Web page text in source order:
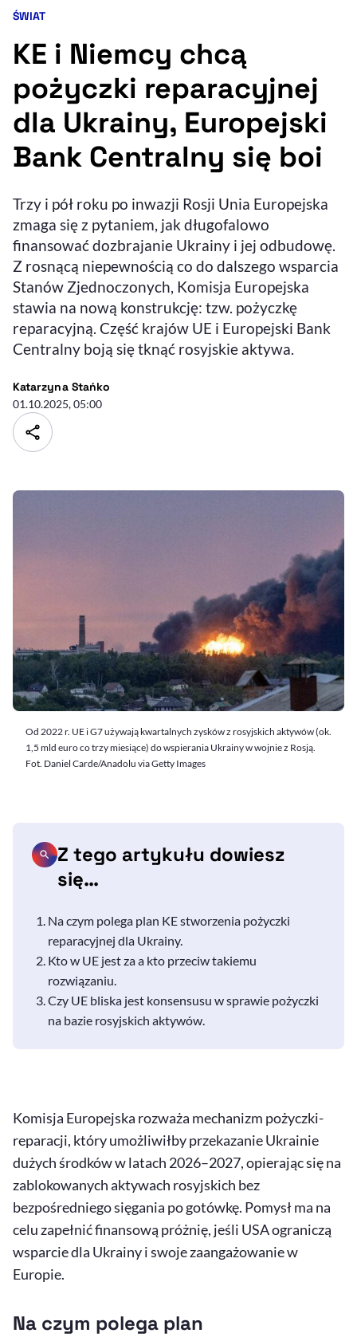
Ułatwienia dostępności wspierają:
Sprawdź, jak i dlaczego zwiększamy dostępność , otwiera się w nowym
Deklaracja dostępności, otwiera się w nowym oknie
Zgłoś problem
, otwiera się w
Kategoria artykułu:
ŚWIAT
KE i Niemcy chcą
pożyczki reparacyjnej
dla Ukrainy, Europejski
Bank Centralny się boi
Trzy i pół roku po inwazji Rosji Unia Europejska
zmaga się z pytaniem, jak długofalowo
finansować dozbrajanie Ukrainy i jej odbudowę.
Z rosnącą niepewnością co do dalszego wsparcia
Stanów Zjednoczonych, Komisja Europejska
stawia na nową konstrukcję: tzw. pożyczkę
reparacyjną. Część krajów UE i Europejski Bank
Centralny boją się tknąć rosyjskie aktywa.
Katarzyna Stańko
01.10.2025, 05:00
Od 2022 r. UE i G7 używają kwartalnych zysków z rosyjskich aktywów (ok.
1,5 mld euro co trzy miesiące) do wspierania Ukrainy w wojnie z Rosją.
Fot. Daniel Carde/Anadolu via Getty Images
Z tego artykułu dowiesz
się…
Na czym polega plan KE stworzenia pożyczki
reparacyjnej dla Ukrainy.
Kto w UE jest za a kto przeciw takiemu
rozwiązaniu.
Czy UE bliska jest konsensusu w sprawie pożyczki
na bazie rosyjskich aktywów.
Komisja Europejska rozważa mechanizm pożyczki-
reparacji, który umożliwiłby przekazanie Ukrainie
dużych środków w latach 2026–2027, opierając się na
zablokowanych aktywach rosyjskich bez
bezpośredniego sięgania po gotówkę. Pomysł ma na
celu zapełnić finansową próżnię, jeśli USA ograniczą
wsparcie dla Ukrainy i swoje zaangażowanie w
Europie.
Na czym polega plan